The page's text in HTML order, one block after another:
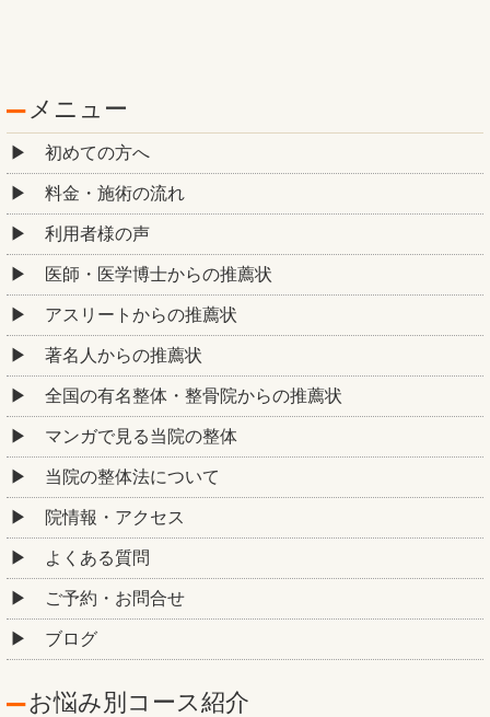
メニュー
初めての方へ
料金・施術の流れ
利用者様の声
医師・医学博士からの推薦状
アスリートからの推薦状
著名人からの推薦状
全国の有名整体・整骨院からの推薦状
マンガで見る当院の整体
当院の整体法について
院情報・アクセス
よくある質問
ご予約・お問合せ
ブログ
お悩み別コース紹介